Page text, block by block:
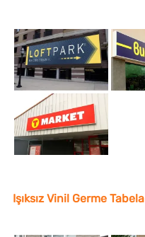
Işıksız Vinil Germe Tabela